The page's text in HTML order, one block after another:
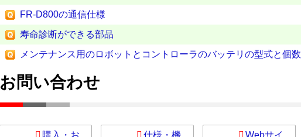
FR-D800の通信仕様
寿命診断ができる部品
メンテナンス用のロボットとコントローラのバッテリの型式と個数
お問い合わせ
購入・お 仕様・機 Webサイ